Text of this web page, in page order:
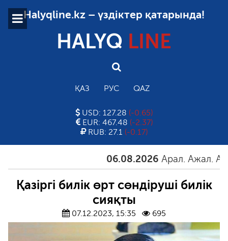
Halyqline.kz – үздіктер қатарында!
HALYQ LINE
ҚАЗ РУС QAZ
USD: 127.28 (-0.65)
EUR: 467.48 (-2.37)
RUB: 27.1 (-0.17)
06.08.2026 Арал. Ажал. Айғақ
Қазіргі билік өрт сөндіруші билік
сияқты
07.12.2023, 15:35 695